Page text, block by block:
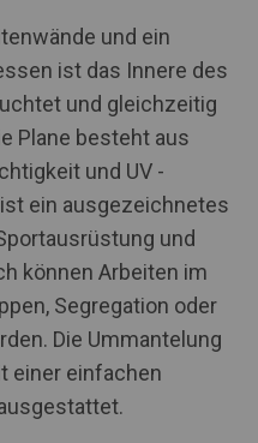
und ein
ist das Innere des
und gleichzeitig
Plane besteht aus
und UV -
ein ausgezeichnetes
und
können Arbeiten im
Segregation oder
Die Ummantelung
einer einfachen